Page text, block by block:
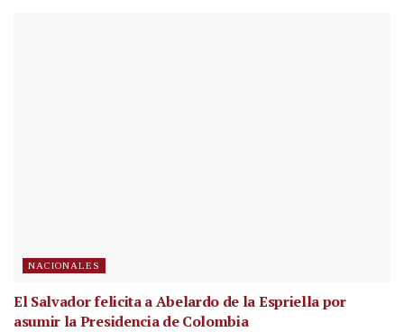
NACIONALES
El Salvador felicita a Abelardo de la Espriella por
asumir la Presidencia de Colombia